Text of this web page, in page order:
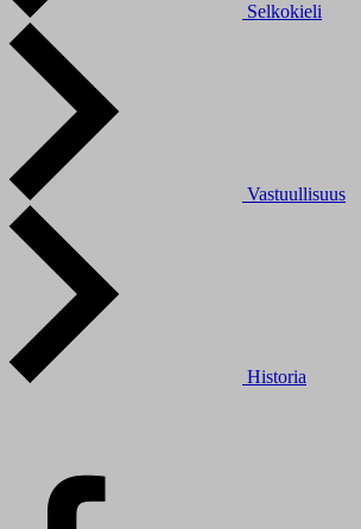
Selkokieli
Vastuullisuus
Historia